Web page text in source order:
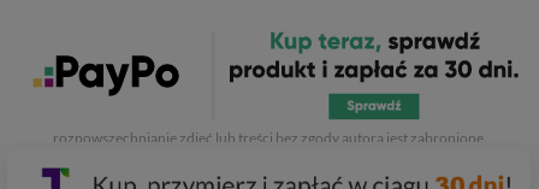
C.H. Respan, Rejtana 53a/250
35-326 Rzeszów
. Kopiowanie, przetwarzanie,
rozpowszechnianie zdjęć lub treści bez zgody autora jest zabronione.